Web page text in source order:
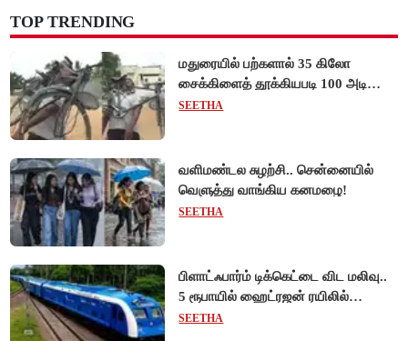
TOP TRENDING
மதுரையில் பற்களால் 35 கிலோ
சைக்கிளைத் தூக்கியபடி 100 அடி
நடந்து சென்று முன்னாள் ராணுவ வீரர்
SEETHA
வளிமண்டல சுழற்சி.. சென்னையில்
வெளுத்து வாங்கிய கனமழை!
SEETHA
பிளாட்ஃபார்ம் டிக்கெட்டை விட மலிவு..
5 ரூபாயில் ஹைட்ரஜன் ரயிலில்
பயணிக்கலாம்!
SEETHA